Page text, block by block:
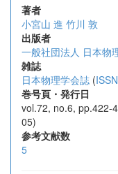
著者
小宮山 進 竹川 敦
出版者
一般社団法人 日本物
雑誌
日本物理学会誌 (
巻号頁・発行日
vol.72, no.6, pp.422-
05)
参考文献数
5